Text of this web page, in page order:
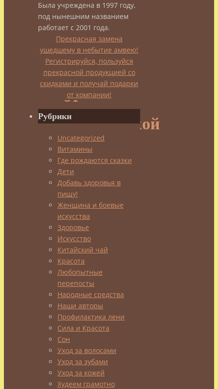
масла
—
лекарство
от
хронической
усталости
admin
17.12.2013
05.12.2021Эфирные
масла,
ароматы
Часто
к
концу
дня,
переделав
кучу
дел,
успев
и
к
детям
на
Была учреждена в 1997 году,
под нынешним названием
работает с 2001 года.
Прекрасная замена
ушедшему в небытие амвею!
Регистрируйся, пользуйся
прекрасной продукцией со
скидками и получай подарки
от компании!
Рубрики
Uncategorized
Витамины
Где рождаются сказки
Дети
Добавь здоровья в
пищу!
Женщина и боевые
искусства
Здоровье
Искусство
Китайский чай
Красота
Любопытные
перепосты
Народные средства
Наши авторы
Профилактика лени
Сила и Красота
Сон
Уход за волосами
Уход за зубами
Уход за кожей
Худеем грамотно